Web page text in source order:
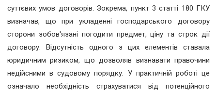
суттєвих умов договорів. Зокрема, пункт 3 статті 180 ГКУ
визначав, що при укладенні господарського договору
сторони зобов'язані погодити предмет, ціну та строк дії
договору. Відсутність одного з цих елементів ставала
юридичним ризиком, що дозволяв визнавати правочини
недійсними в судовому порядку. У практичній роботі це
означало необхідність страхуватися від потенційного